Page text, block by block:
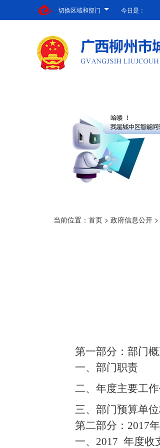
切换区域和部门 今日是：
当前位置： 首页 > 政府信息公开 >
第一部分：部门
一、 部门职责
二、 年度主要工
三、部门预算单
第二部分：2017
一、 2017 年度收